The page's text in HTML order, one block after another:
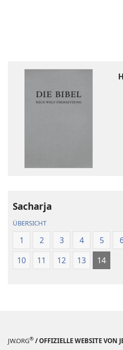
Sacharja
ÜBERSICHT
1 2 3 4 5
10
11 12 13 14
JW.ORG® / OFFIZIELLE WEBSITE VON